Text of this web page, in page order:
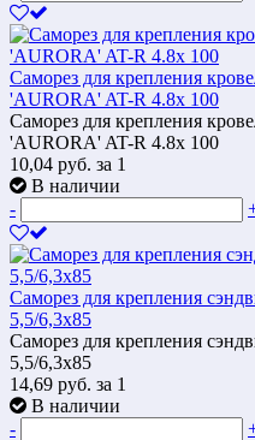
Саморез для крепления
'AURORA' AT-R 4.8x 100
Саморез для крепления
'AURORA' AT-R 4.8x 100
10,04 руб. за 1
В наличии
-
Саморез для крепления
5,5/6,3x85
Саморез для крепления
5,5/6,3x85
14,69 руб. за 1
В наличии
-